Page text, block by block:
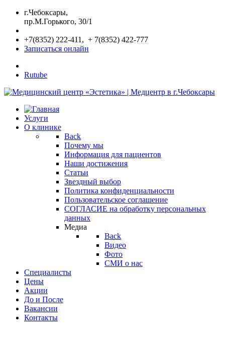
г.Чебоксары,
пр.М.Горького, 30/1
+7(8352) 222-411, + 7(8352) 422-777
Записаться онлайн
Rutube
Услуги
О клинике
Back
Почему мы
Информация для пациентов
Наши достижения
Статьи
Звездный выбор
Политика конфиденциальности
Пользовательское соглашение
СОГЛАСИЕ на обработку персональных
данных
Медиа
Back
Видео
Фото
СМИ о нас
Специалисты
Цены
Акции
До и После
Вакансии
Контакты